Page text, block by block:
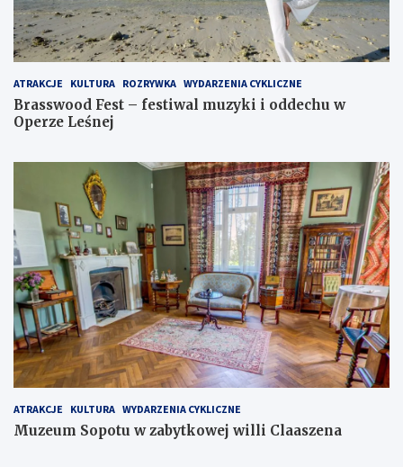
ATRAKCJE KULTURA ROZRYWKA WYDARZENIA CYKLICZNE
Brasswood Fest – festiwal muzyki i oddechu w
Operze Leśnej
ATRAKCJE KULTURA WYDARZENIA CYKLICZNE
Muzeum Sopotu w zabytkowej willi Claaszena